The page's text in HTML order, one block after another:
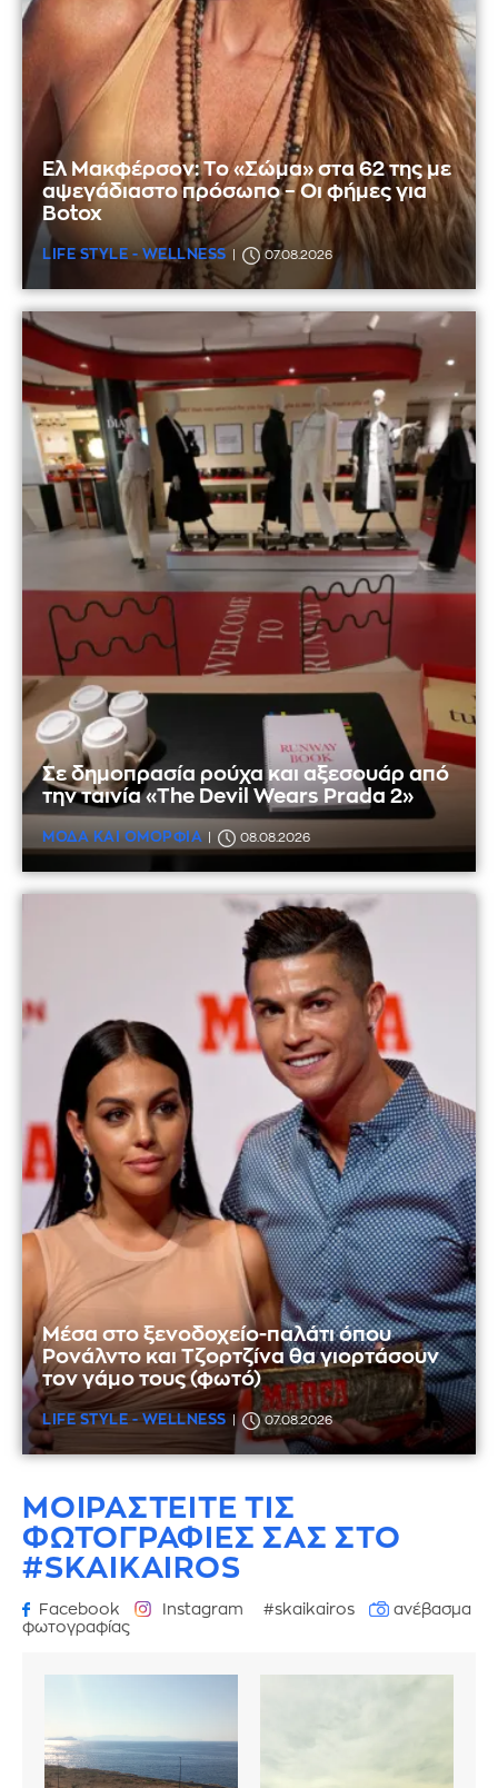
Ελ Μακφέρσον: Το «Σώμα» στα 62 της με
αψεγάδιαστο πρόσωπο – Οι φήμες για
Botox
LIFE STYLE - WELLNESS 07.08.2026
Σε δημοπρασία ρούχα και αξεσουάρ από
την ταινία «The Devil Wears Prada 2»
ΜΟΔΑ ΚΑΙ ΟΜΟΡΦΙΑ 08.08.2026
Μέσα στο ξενοδοχείο-παλάτι όπου
Ρονάλντο και Τζορτζίνα θα γιορτάσουν
τον γάμο τους (φωτό)
LIFE STYLE - WELLNESS 07.08.2026
ΜΟΙΡΑΣΤΕΙΤΕ ΤΙΣ
ΦΩΤΟΓΡΑΦΙΕΣ ΣΑΣ ΣΤΟ
#SKAIKAIROS
Facebook Instagram #skaikairos
ανέβασμα
φωτογραφίας